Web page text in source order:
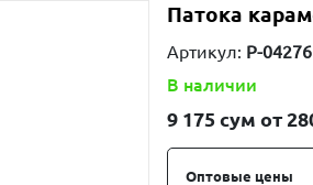
Патока
Артикул: P-
В наличии
9 175 сум от
Оптовые цены